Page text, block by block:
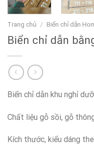
Trang chủ / Biển chỉ dẫn
Biển chỉ dẫn
Biển chỉ dẫn khu nghỉ
Chất liệu gỗ sồi, gỗ
Kích thước, kiểu dáng